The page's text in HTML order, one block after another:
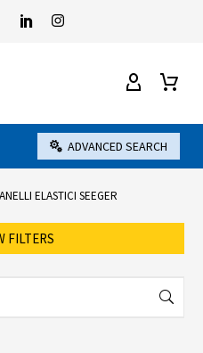
ADVANCED SEARCH
ANELLI ELASTICI SEEGER
FILTERS